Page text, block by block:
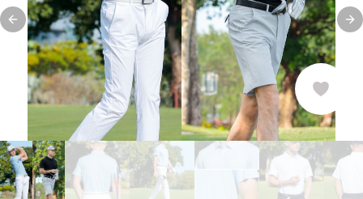
Previous slide